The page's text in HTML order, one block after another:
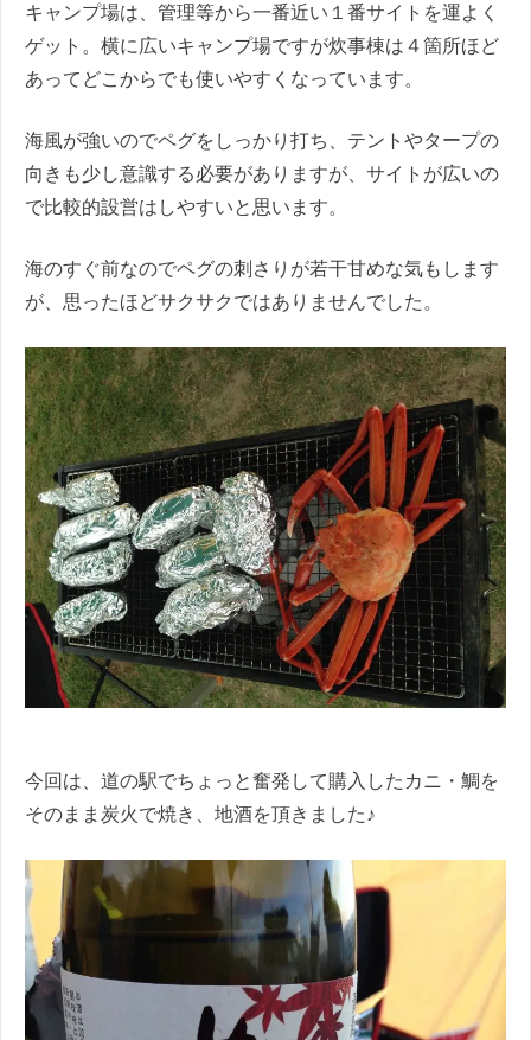
キャンプ場は、管理等から一番近い１番サイトを運よく
ゲット。横に広いキャンプ場ですが炊事棟は４箇所ほど
あってどこからでも使いやすくなっています。
海風が強いのでペグをしっかり打ち、テントやタープの
向きも少し意識する必要がありますが、サイトが広いの
で比較的設営はしやすいと思います。
海のすぐ前なのでペグの刺さりが若干甘めな気もします
が、思ったほどサクサクではありませんでした。
今回は、道の駅でちょっと奮発して購入したカニ・鯛を
そのまま炭火で焼き、地酒を頂きました♪